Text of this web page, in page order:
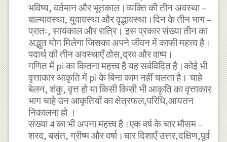
भविष्य, वर्तमान और भूतकाल।व्यक्ति की तीन अवस्था –
बाल्यावस्था, युवावस्था और वृद्धावस्था।दिन के तीन भाग –
प्रातः, सायंकाल और रात्रि। इस प्रकार संख्या तीन का
अद्भुत योग मिलेगा जिसका अपने जीवन में काफी महत्त्व है।
पदार्थ की तीन अवस्थाएँ ठोस,द्रव और वाष्प।
गणित में pi का कितना महत्त्व है यह सर्वविदित है।कोई भी
वृत्ताकार आकृति में pi के बिना काम नहीं चलता है। चाहे
बेलन, शंकु, वृत्त हो या किसी किसी भी आकृति का वृत्ताकार
भाग चाहे उन आकृतियों का क्षेत्रफल,परिधि,आयतन
निकालना हो ।
संख्या 4 का भी अपना महत्त्व है।एक वर्ष के चार मौसम –
शरद, बसंत, ग्रीष्म और वर्षा।चार दिशाएँ उत्तर,दक्षिण,पूर्व